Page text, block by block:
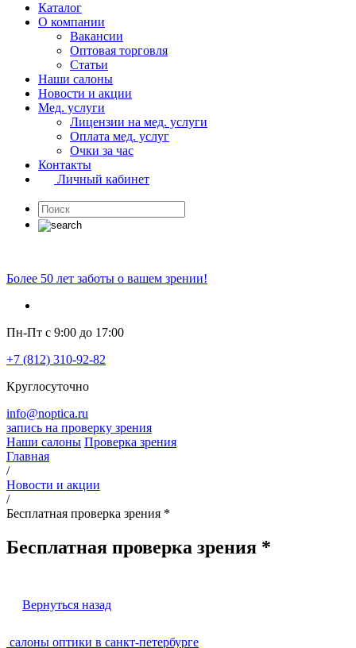
Каталог
О компании
Вакансии
Оптовая торговля
Статьи
Наши салоны
Новости и акции
Мед. услуги
Лицензии на мед. услуги
Оплата мед. услуг
Очки за час
Контакты
Личный кабинет
Более 50 лет заботы о вашем зрении!
Пн-Пт с 9:00 до 17:00
+7 (812) 310-92-82
Круглосуточно
info@noptica.ru
запись на проверку зрения
Наши салоны Проверка зрения
Главная
/
Новости и акции
/
Бесплатная проверка зрения *
Бесплатная проверка зрения *
Вернуться назад
салоны оптики в санкт-петербурге